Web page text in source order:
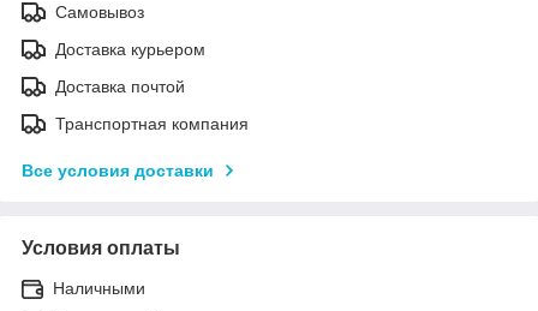
Самовывоз
Доставка курьером
Доставка почтой
Транспортная компания
Все условия доставки
Условия оплаты
Наличными